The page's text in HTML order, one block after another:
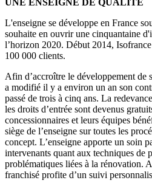
UNE ENSEIGNE DE QUALITÉ
L'enseigne se développe en France
souhaite en ouvrir une cinquantaine
l’horizon 2020. Début 2014,
100 000 clients.
Afin d’accroître le développement de
a modifié il y a environ un an son
passé de trois à cinq ans. La
les droits d’entrée sont devenus
concessionnaires et leurs équipes
siège de l’enseigne sur toutes les
concept. L’enseigne apporte un soin
intervenants quant aux techniques de
problématiques liées à la rénovation.
franchisé profite d’un suivi